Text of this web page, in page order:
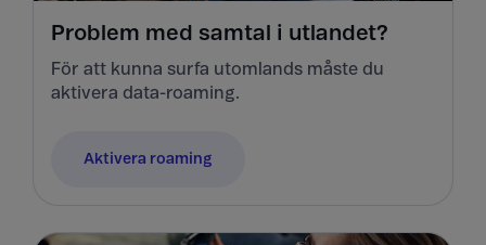
Problem med samtal i utlandet?
För att kunna surfa utomlands måste du
aktivera data-roaming.
Aktivera roaming